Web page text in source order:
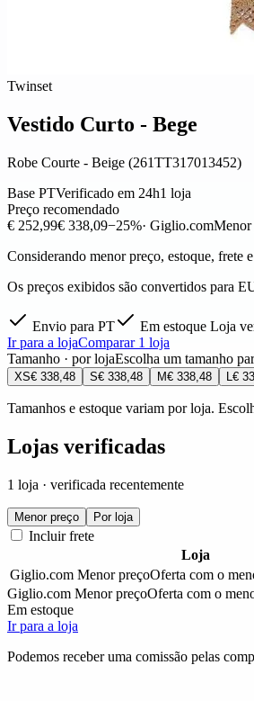
Twinset
Vestido Curto - Bege
Robe Courte - Beige (261TT317013452)
Base PTVerificado em 24h1 loja
Preço recomendado
€ 252,99€ 338,09−25%· Giglio.comMenor
Considerando menor preço, estoque, frete
Os preços exibidos são convertidos para
Envio para PT Em estoque Loja
Ir para a lojaComparar 1 loja
Tamanho · por lojaEscolha um tamanho
XS€ 338,48 S€ 338,48 M€ 338,48 €
Tamanhos e estoque variam por loja.
Lojas verificadas
1 loja · verificada recentemente
Menor preço Por loja
Incluir frete
Loja
Giglio.com Menor preçoOferta com o
Giglio.com Menor preçoOferta com o
Em estoque
Ir para a loja
Podemos receber uma comissão pelas